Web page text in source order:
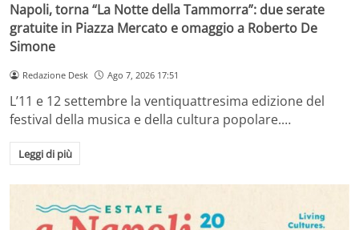
Napoli, torna “La Notte della Tammorra”: due serate
gratuite in Piazza Mercato e omaggio a Roberto De
Simone
Redazione Desk Ago 7, 2026 17:51
L’11 e 12 settembre la ventiquattresima edizione del
festival della musica e della cultura popolare.…
Leggi di più